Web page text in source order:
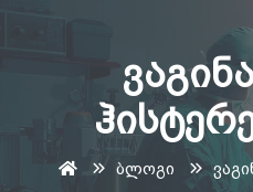
ბლოგი